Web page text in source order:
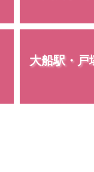
大船駅・戸